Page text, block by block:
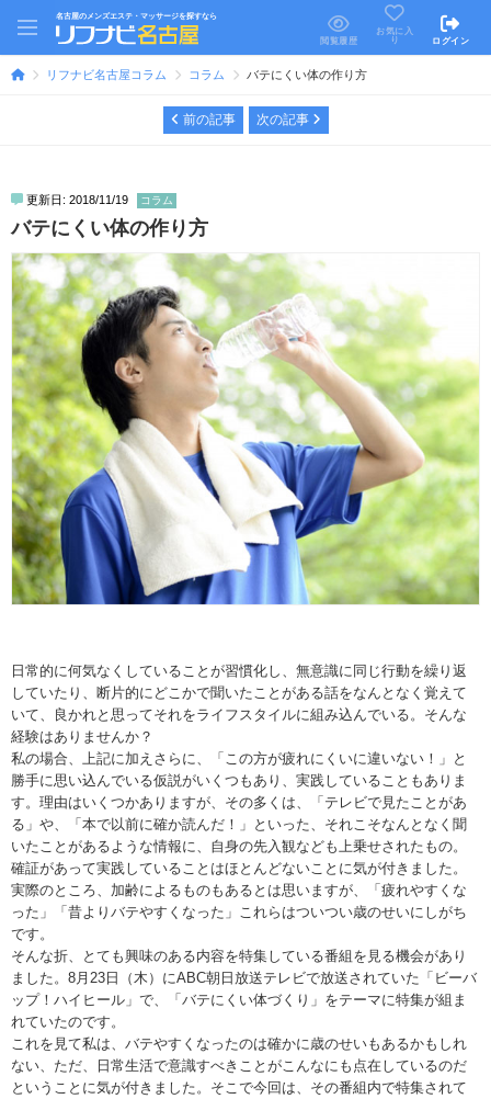
名古屋のメンズエステ・マッサージを探すなら
閲覧履歴
お気に入
り
ログイン
リフナビ名古屋コラム コラム バテにくい体の作り方
前の記事 次の記事
更新日: 2018/11/19 コラム
バテにくい体の作り方
日常的に何気なくしていることが習慣化し、無意識に同じ行動を繰り返
していたり、断片的にどこかで聞いたことがある話をなんとなく覚えて
いて、良かれと思ってそれをライフスタイルに組み込んでいる。そんな
経験はありませんか？
私の場合、上記に加えさらに、「この方が疲れにくいに違いない！」と
勝手に思い込んでいる仮説がいくつもあり、実践していることもありま
す。理由はいくつかありますが、その多くは、「テレビで見たことがあ
る」や、「本で以前に確か読んだ！」といった、それこそなんとなく聞
いたことがあるような情報に、自身の先入観なども上乗せされたもの。
確証があって実践していることはほとんどないことに気が付きました。
実際のところ、加齢によるものもあるとは思いますが、「疲れやすくな
った」「昔よりバテやすくなった」これらはついつい歳のせいにしがち
です。
そんな折、とても興味のある内容を特集している番組を見る機会があり
ました。8月23日（木）にABC朝日放送テレビで放送されていた「ビーバ
ップ！ハイヒール」で、「バテにくい体づくり」をテーマに特集が組ま
れていたのです。
これを見て私は、バテやすくなったのは確かに歳のせいもあるかもしれ
ない、ただ、日常生活で意識すべきことがこんなにも点在しているのだ
ということに気が付きました。そこで今回は、その番組内で特集されて